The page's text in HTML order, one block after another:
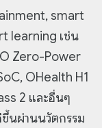
smart
learning เช่น
Zero-Power
OHealth H1
2 และอื่นๆ
นผ่านนวัตกรรม